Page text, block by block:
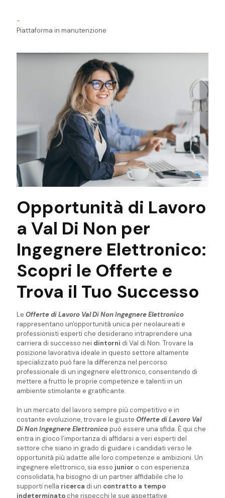
-
Piattaforma in manutenzione
Opportunità di Lavoro
a Val Di Non per
Ingegnere Elettronico:
Scopri le Offerte e
Trova il Tuo Successo
Le Offerte di Lavoro Val Di Non Ingegnere Elettronico
rappresentano un'opportunità unica per neolaureati e
professionisti esperti che desiderano intraprendere una
carriera di successo nei dintorni di Val di Non. Trovare la
posizione lavorativa ideale in questo settore altamente
specializzato può fare la differenza nel percorso
professionale di un ingegnere elettronico, consentendo di
mettere a frutto le proprie competenze e talenti in un
ambiente stimolante e gratificante.
In un mercato del lavoro sempre più competitivo e in
costante evoluzione, trovare le giuste Offerte di Lavoro Val
Di Non Ingegnere Elettronicopuò essere una sfida. È qui che
entra in gioco l'importanza di affidarsi a veri esperti del
settore che siano in grado di guidare i candidati verso le
opportunità più adatte alle loro competenze e ambizioni. Un
ingegnere elettronico, sia esso junior o con esperienza
consolidata, ha bisogno di un partner affidabile che lo
supporti nella ricerca di un contratto a tempo
indeterminato che rispecchi le sue aspettative